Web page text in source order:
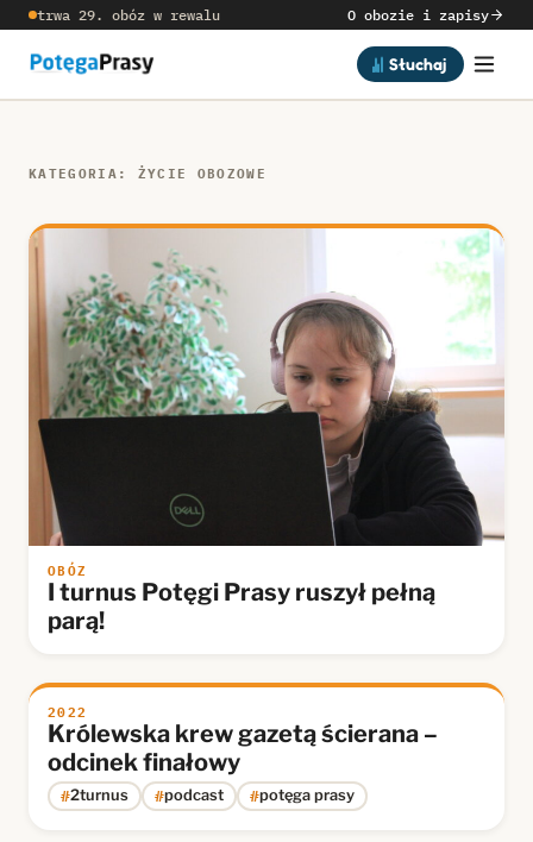
trwa 29. obóz w rewalu O obozie i zapisy
Słuchaj
KATEGORIA: ŻYCIE OBOZOWE
OBÓZ
I turnus Potęgi Prasy ruszył pełną
parą!
2022
Królewska krew gazetą ścierana –
odcinek finałowy
#2turnus #podcast #potęga prasy